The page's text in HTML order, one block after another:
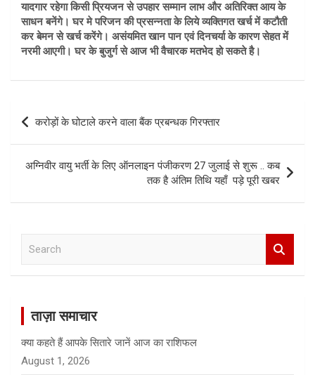
यादगार रहेगा किसी प्रियजन से उपहार सम्मान लाभ और अतिरिक्त आय के
साधन बनेंगे। घर मे परिजन की प्रसन्नता के लिये व्यक्तिगत खर्च में कटौती
कर बेमन से खर्च करेंगे। असंयमित खान पान एवं दिनचर्या के कारण सेहत में
नरमी आएगी। घर के बुजुर्ग से आज भी वैचारक मतभेद हो सकते है।
Post
navigation
करोड़ों के घोटाले करने वाला बैंक प्रबन्धक गिरफ्तार
अग्निवीर वायु भर्ती के लिए ऑनलाइन पंजीकरण 27 जुलाई से शुरू .. कब
तक है अंतिम तिथि यहाँ पड़े पूरी खबर
ताज़ा समाचार
क्या कहते हैं आपके सितारे जानें आज का राशिफल
August 1, 2026